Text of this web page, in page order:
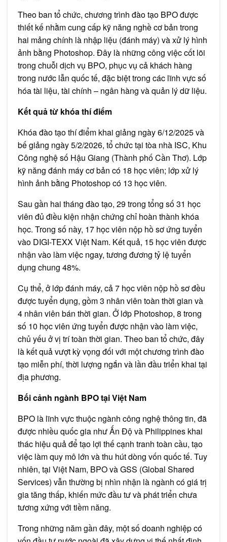
Theo ban tổ chức, chương trình đào tạo BPO được
thiết kế nhằm cung cấp kỹ năng nghề cơ bản trong
hai mảng chính là nhập liệu (đánh máy) và xử lý hình
ảnh bằng Photoshop. Đây là những công việc cốt lõi
trong chuỗi dịch vụ BPO, phục vụ cả khách hàng
trong nước lẫn quốc tế, đặc biệt trong các lĩnh vực số
hóa tài liệu, tài chính – ngân hàng và quản lý dữ liệu.
Kết quả từ khóa thí điểm
Khóa đào tạo thí điểm khai giảng ngày 6/12/2025 và
bế giảng ngày 5/2/2026, tổ chức tại tòa nhà ISC, Khu
Công nghệ số Hậu Giang (Thành phố Cần Thơ). Lớp
kỹ năng đánh máy cơ bản có 18 học viên; lớp xử lý
hình ảnh bằng Photoshop có 13 học viên.
Sau gần hai tháng đào tạo, 29 trong tổng số 31 học
viên đủ điều kiện nhận chứng chỉ hoàn thành khóa
học. Trong số này, 17 học viên nộp hồ sơ ứng tuyển
vào DIGI-TEXX Việt Nam. Kết quả, 15 học viên được
nhận vào làm việc ngay, tương đương tỷ lệ tuyển
dụng chung 48%.
Cụ thể, ở lớp đánh máy, cả 7 học viên nộp hồ sơ đều
được tuyển dụng, gồm 3 nhân viên toàn thời gian và
4 nhân viên bán thời gian. Ở lớp Photoshop, 8 trong
số 10 học viên ứng tuyển được nhận vào làm việc,
chủ yếu ở vị trí toàn thời gian. Theo ban tổ chức, đây
là kết quả vượt kỳ vọng đối với một chương trình đào
tạo miễn phí, thời lượng ngắn và lần đầu triển khai tại
địa phương.
Bối cảnh ngành BPO tại Việt Nam
BPO là lĩnh vực thuộc ngành công nghệ thông tin, đã
được nhiều quốc gia như Ấn Độ và Philippines khai
thác hiệu quả để tạo lợi thế cạnh tranh toàn cầu, tạo
việc làm quy mô lớn và thu hút dòng vốn quốc tế. Tuy
nhiên, tại Việt Nam, BPO và GSS (Global Shared
Services) vẫn thường bị nhìn nhận là ngành có giá trị
gia tăng thấp, khiến mức đầu tư và phát triển chưa
tương xứng với tiềm năng.
Trong những năm gần đây, một số doanh nghiệp có